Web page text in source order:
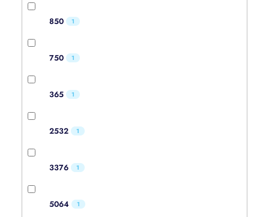
850 1
750 1
365 1
2532 1
3376 1
5064 1